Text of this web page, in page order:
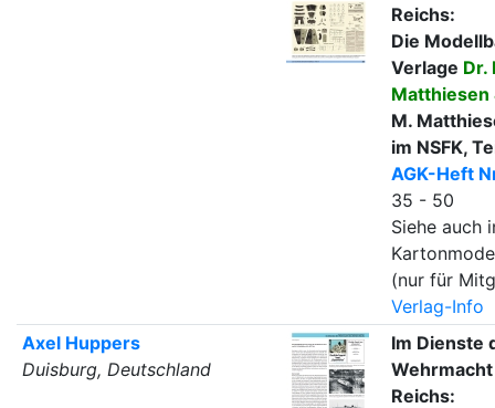
Reichs:
Die
Verlage Dr.
Matthiesen
M.
im NSFK,
AGK-Heft
35 - 50
Siehe auch
(nur für
Verlag-Info
Axel Huppers
Duisburg, Deutschland
Im Dienste
Reichs: